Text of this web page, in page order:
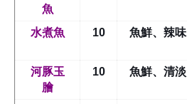
魚
水煮魚
10 魚鮮、辣味
河豚玉
膾
10 魚鮮、清淡